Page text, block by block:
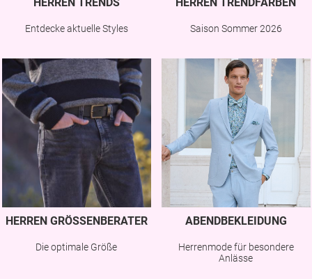
Entdecke aktuelle Styles Saison Sommer 2026
HERREN GRÖSSENBERATER
Die optimale Größe
ABENDBEKLEIDUNG
Herrenmode für besondere
Anlässe